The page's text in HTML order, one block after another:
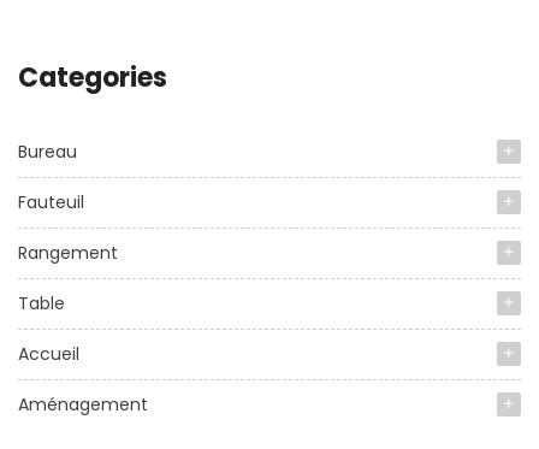
Categories
Bureau
Fauteuil
Rangement
Table
Accueil
Aménagement